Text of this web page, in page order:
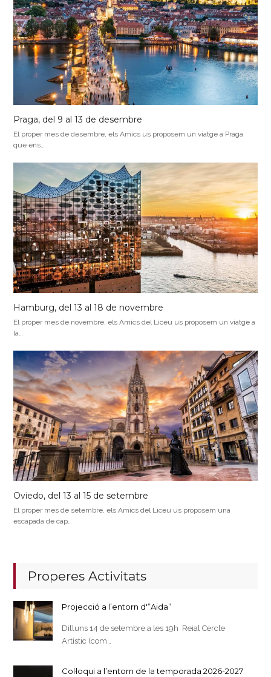
Praga, del 9 al 13 de desembre
El proper mes de desembre, els Amics us proposem un viatge a Praga
que ens…
Hamburg, del 13 al 18 de novembre
El proper mes de novembre, els Amics del Liceu us proposem un viatge a
la…
Oviedo, del 13 al 15 de setembre
El proper mes de setembre, els Amics del Liceu us proposem una
escapada de cap…
Properes Activitats
Projecció a l’entorn d'”Aida”
Dilluns 14 de setembre a les 19h Reial Cercle
Artístic (com…
Col·loqui a l’entorn de la temporada 2026-2027